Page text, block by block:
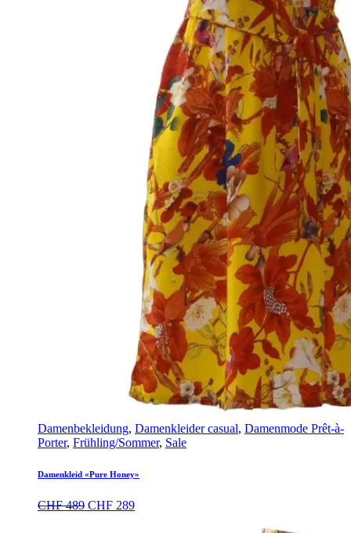
Damenbekleidung, Damenkleider casual, Damenmode Prêt-à-
Porter, Frühling/Sommer, Sale
Damenkleid «Pure Honey»
CHF489 Ursprünglicher
CHF 289Aktueller